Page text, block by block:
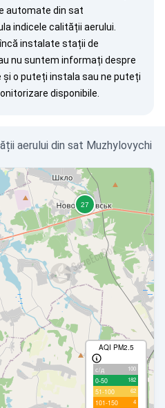
automate din sat
indicele calității aerului.
instalate stații de
nu suntem informați despre
și o puteți instala sau ne puteți
disponibile.
aerului din sat Muzhylovychi
AQI PM2.5
с/д 100
0-50 182
51-100 62
101-150 4